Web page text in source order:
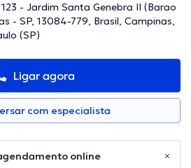
- Jardim Santa Genebra II (Barao
- SP, 13084-779, Brasil, Campinas,
(SP)
Ligar agora
com especialista
online